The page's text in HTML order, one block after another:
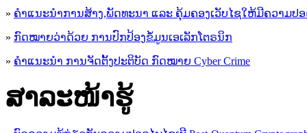
» ຄຳແນະນຳການສ້າງ,ພັດທະນາ ແລະ ຄຸ້ມຄອງເວັບໄຊໃຫ້ມີຄວາມປ
» ກົດໝາຍວ່າດ້ວຍ ການປົກປ້ອງຂໍ້ມູນເອເລັກໂຕຣນິກ
» ຄຳແນະນຳ ການຈັດຕັ້ງປະຕິບັດ ກົດໝາຍ Cyber Crime
ສາລະໜ້າຮູ້